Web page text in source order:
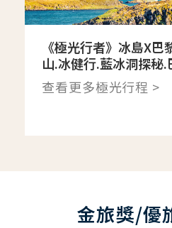
《極光行者》冰島X
山.冰健行.藍冰洞探秘
查看更多極光行程 >
金旅獎/優